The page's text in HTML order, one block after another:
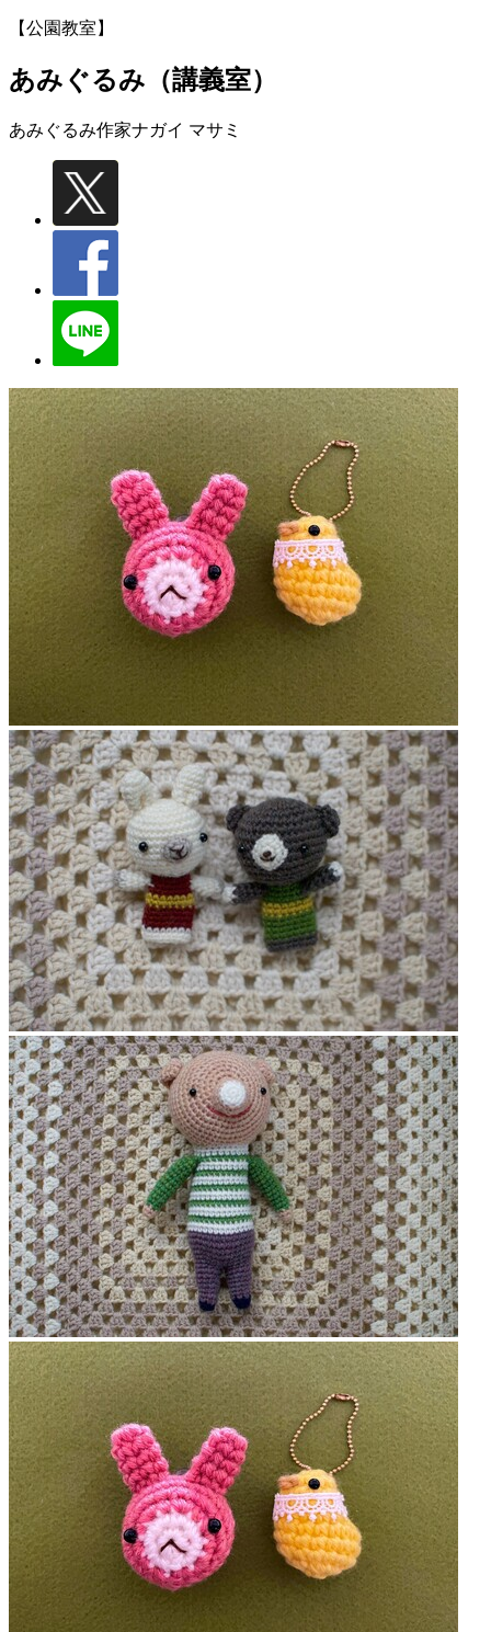
【公園教室】
あみぐるみ（講義室）
あみぐるみ作家ナガイ マサミ